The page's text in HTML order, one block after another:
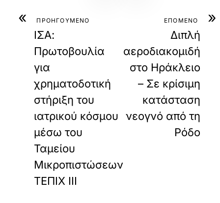
« ΠΡΟΗΓΟΥΜΕΝΟ
ΙΣΑ:
Πρωτοβουλία
για
χρηματοδοτική
στήριξη του
ιατρικού κόσμου
μέσω του
Ταμείου
Μικροπιστώσεων
ΤΕΠΙΧ ΙΙΙ
»
ΕΠΟΜΕΝΟ
Διπλή
αεροδιακομιδή
στο Ηράκλειο
– Σε κρίσιμη
κατάσταση
νεογνό από τη
Ρόδο